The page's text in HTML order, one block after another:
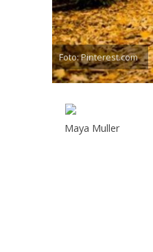
Foto: Pinterest.com
Maya Muller